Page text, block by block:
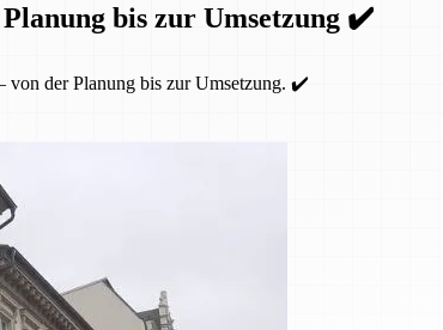
bis zur Umsetzung ✔️
von der Planung bis zur Umsetzung. ✔️